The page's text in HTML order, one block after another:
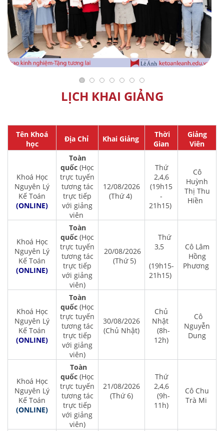
LỊCH KHAI GIẢNG
Tên Khoá
học
Địa Chỉ Khai Giảng
Thời
Gian
Giảng
Viên
Khoá Học
Nguyên Lý
Kế Toán
(ONLINE)
Toàn
quốc (Học
trực tuyến
tương tác
trực tiếp
với giảng
viên
12/08/2026
(Thứ 4)
Thứ
2,4,6
(19h15
-
21h15)
Cô
Huỳnh
Thị Thu
Hiền
Khoá Học
Nguyên Lý
Kế Toán
(ONLINE)
Toàn
quốc (Học
trực tuyến
tương tác
trực tiếp
với giảng
viên)
20/08/2026
(Thứ 5)
Thứ
3,5
(19h15-
21h15)
Cô Lâm
Hồng
Phương
Khoá Học
Nguyên Lý
Kế Toán
(ONLINE)
Toàn
quốc (Học
trực tuyến
tương tác
trực tiếp
với giảng
viên)
30/08/2026
(Chủ Nhật)
Chủ
Nhật
(8h-
12h)
Cô
Nguyễn
Dung
Khoá Học
Nguyên Lý
Kế Toán
(ONLINE)
Toàn
quốc (Học
trực tuyến
tương tác
trực tiếp
với giảng
viên)
21/08/2026
(Thứ 6)
Thứ
2,4,6
(9h-
11h)
Cô Chu
Trà Mi